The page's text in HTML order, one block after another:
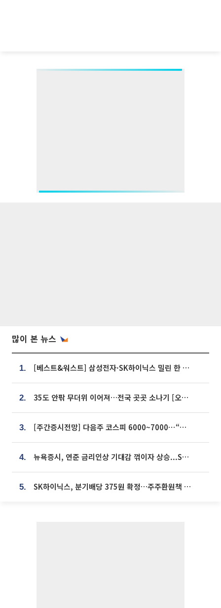
많이 본 뉴스
1. [베스트&워스트] 삼성전자·SK하이닉스 밀린 한 주…상상인증권은 85% 급등
2. 35도 안팎 무더위 이어져…전국 곳곳 소나기 [오늘 날씨]
3. [주간증시전망] 다음주 코스피 6000~7000⋯“外人 수급은 정책이 변수”
4. 뉴욕증시, 연준 금리인상 기대감 꺾이자 상승...S&P500 사상 최고치 [종합]
5. SK하이닉스, 분기배당 375원 확정…주주환원책 9월로 앞당겨 발표